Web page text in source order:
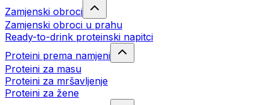
Zamjenski obroci
Zamjenski obroci u prahu
Ready-to-drink proteinski napitci
Proteini prema namjeni
Proteini za masu
Proteini za mršavljenje
Proteini za žene